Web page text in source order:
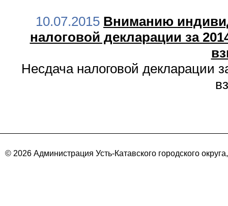
10.07.2015 Вниманию
налоговой декларации за
Несдача налоговой декларации
© 2026 Администрация Усть-Катавского городского